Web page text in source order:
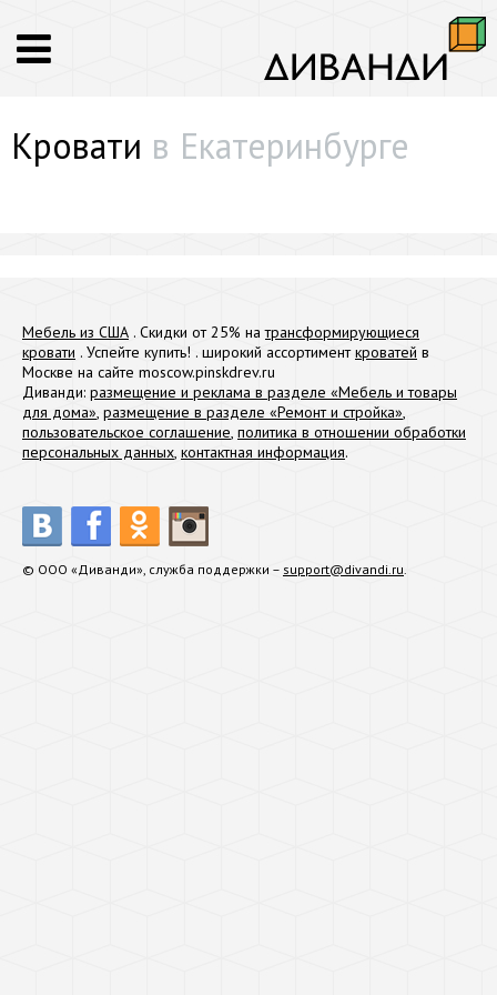
Кровати в Екатеринбурге
Мебель из США . Скидки от 25% натрансформирующиеся
кровати . Успейте купить! . широкий ассортименткроватей в
Москве на сайте moscow.pinskdrev.ru
Диванди: размещение и реклама в разделе «Мебель и товары
для дома», размещение в разделе «Ремонт и стройка»,
пользовательское соглашение, политика в отношении обработки
персональных данных, контактная информация.
© ООО «Диванди», служба поддержки – support@divandi.ru.